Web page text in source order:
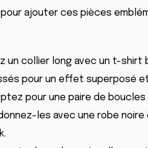
ajouter ces pièces
un collier long avec un t-shirt
pour un effet superposé
pour une paire de
les avec une robe noire